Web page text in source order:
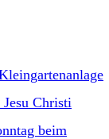
Christi
beim